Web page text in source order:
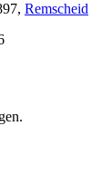
Remscheid